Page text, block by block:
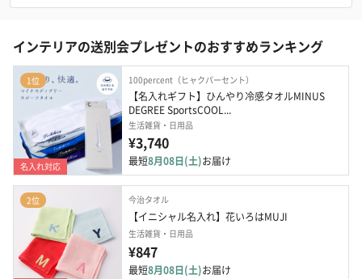
インテリアの送別会プレゼントのおすすめランキング
1位
名入れ対応
100percent（ヒャクパーセント）
【名入れギフト】ひんやり冷感タオルMINUS
DEGREE SportsCOOL...
生活雑貨・日用品
¥3,740
最短8月08日(土)お届け
2位 今治タオル
【イニシャル名入れ】花いろはMUJI
生活雑貨・日用品
¥847
最短8月08日(土)お届け